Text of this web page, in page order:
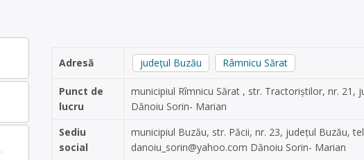
Adresă județul Buzău Râmnicu Sărat
Punct de
lucru
municipiul Rîmnicu Sărat , str. Tractoriștilor, nr. 21,
Dănoiu Sorin- Marian
Sediu
social
municipiul Buzău, str. Păcii, nr. 23, județul Buzău,
danoiu_sorin@yahoo.com Dănoiu Sorin- Marian